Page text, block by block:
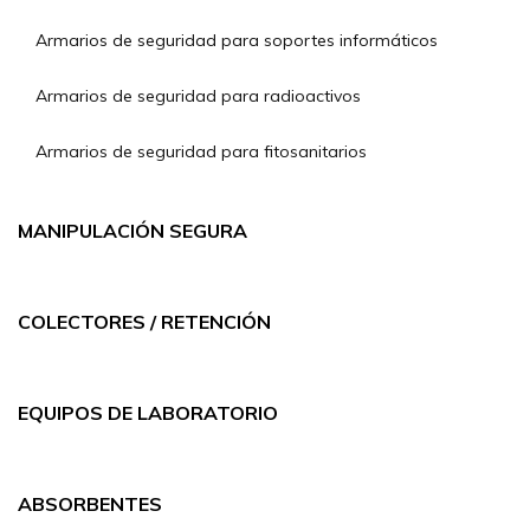
Armarios de seguridad para soportes informáticos
Armarios de seguridad para radioactivos
Armarios de seguridad para fitosanitarios
MANIPULACIÓN SEGURA
COLECTORES / RETENCIÓN
EQUIPOS DE LABORATORIO
ABSORBENTES